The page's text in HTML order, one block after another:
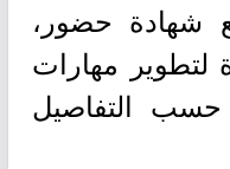
شهادة حضور،
لتطوير مهارات
حسب التفاصيل